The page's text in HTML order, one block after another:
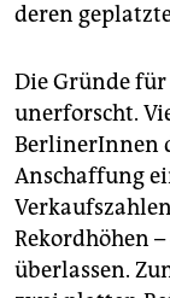
deren
Die Gründe
unerforscht.
BerlinerInnen
Anschaffung
Rekordhöhen
überlassen.